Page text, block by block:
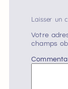
Laisser un
Votre
champs